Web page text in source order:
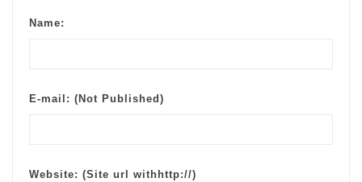
Name:
E-mail: (Not Published)
Website: (Site url withhttp://)